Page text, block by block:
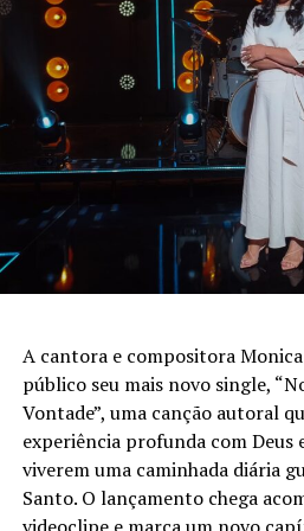
A cantora e compositora
público seu mais novo single,
Vontade”, uma canção autoral
experiência profunda com Deus
viverem uma caminhada diária
Santo. O lançamento chega